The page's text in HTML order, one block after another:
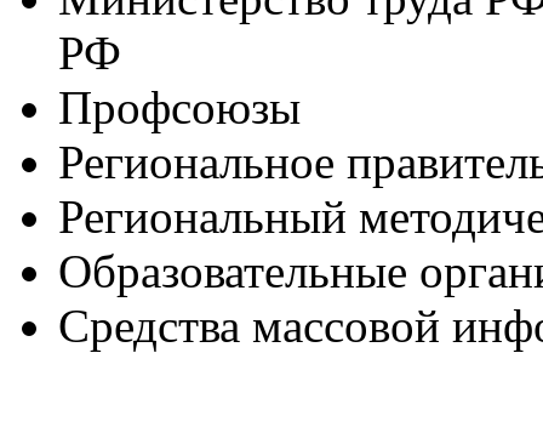
РФ
Профсоюзы
Региональное
Региональный
Образовательные
Средства массовой